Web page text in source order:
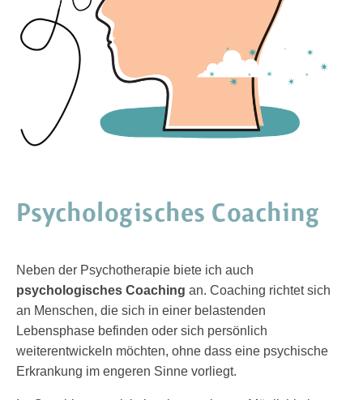
Psychologisches Coaching
Neben der Psychotherapie biete ich auch
psychologisches Coaching an. Coaching richtet sich
an Menschen, die sich in einer belastenden
Lebensphase befinden oder sich persönlich
weiterentwickeln möchten, ohne dass eine psychische
Erkrankung im engeren Sinne vorliegt.